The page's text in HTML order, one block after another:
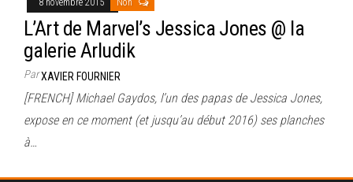
8 novembre 2015 Non
L’Art de Marvel’s Jessica Jones @ la
galerie Arludik
ParXAVIER FOURNIER
[FRENCH] Michael Gaydos, l’un des papas de Jessica Jones,
expose en ce moment (et jusqu’au début 2016) ses planches
à…